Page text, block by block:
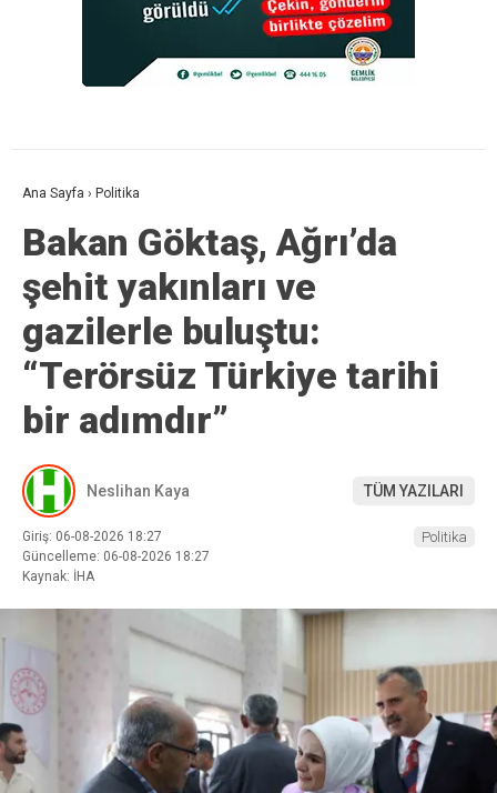
Ana Sayfa › Politika
Bakan Göktaş, Ağrı’da
şehit yakınları ve
gazilerle buluştu:
“Terörsüz Türkiye tarihi
bir adımdır”
Neslihan Kaya TÜM YAZILARI
Giriş: 06-08-2026 18:27
Güncelleme: 06-08-2026 18:27
Kaynak: İHA
Politika